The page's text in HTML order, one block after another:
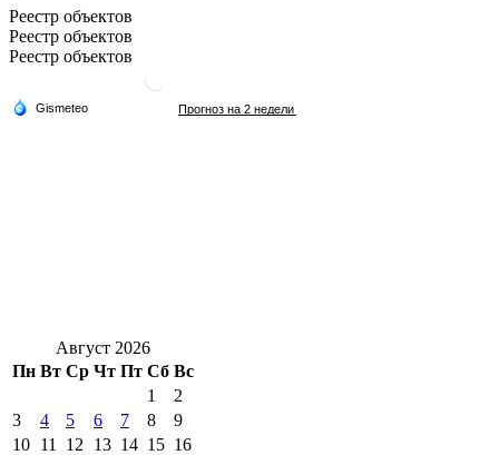
Реестр объектов
Реестр объектов
Реестр объектов
Август 2026
Пн Вт Ср Чт Пт Сб Вс
1
2
3
4 5 6 7 8
9
10 11 12 13 14 15 16